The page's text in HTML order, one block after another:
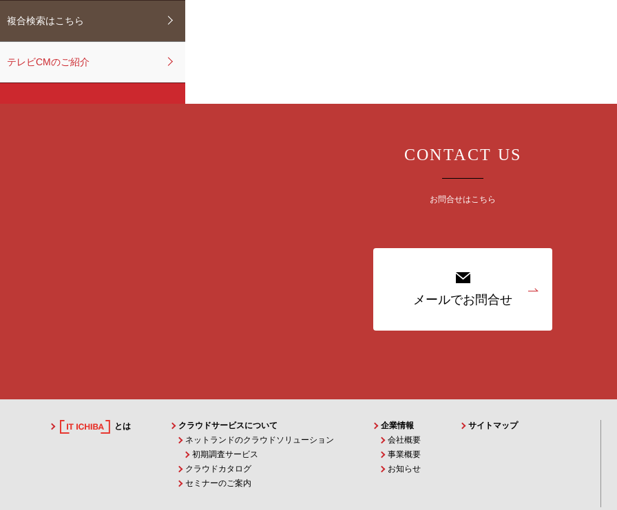
複合検索はこちら
テレビCMのご紹介
CONTACT US
お問合せはこちら
メールでお問合せ
とは
クラウドサービスについて
ネットランドのクラウドソリューション
初期調査サービス
クラウドカタログ
セミナーのご案内
企業情報
会社概要
事業概要
お知らせ
サイトマップ